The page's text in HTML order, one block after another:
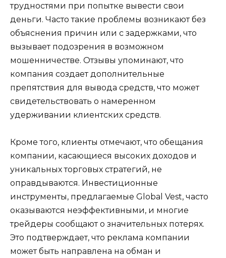
трудностями при попытке вывести свои
деньги. Часто такие проблемы возникают без
объяснения причин или с задержками, что
вызывает подозрения в возможном
мошенничестве. Отзывы упоминают, что
компания создает дополнительные
препятствия для вывода средств, что может
свидетельствовать о намеренном
удерживании клиентских средств.
Кроме того, клиенты отмечают, что обещания
компании, касающиеся высоких доходов и
уникальных торговых стратегий, не
оправдываются. Инвестиционные
инструменты, предлагаемые Global Vest, часто
оказываются неэффективными, и многие
трейдеры сообщают о значительных потерях.
Это подтверждает, что реклама компании
может быть направлена на обман и